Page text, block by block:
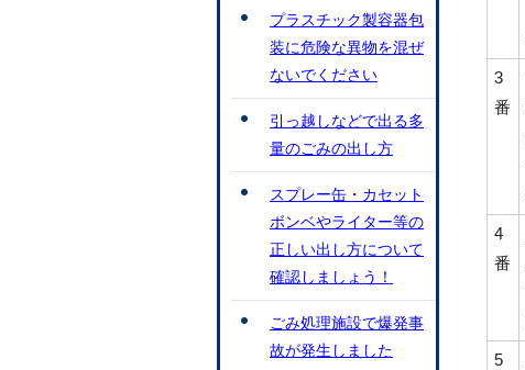
3
番
4
番
5
プラスチック製容器包
装に危険な異物を混ぜ
ないでください
引っ越しなどで出る多
量のごみの出し方
スプレー缶・カセット
ボンベやライター等の
正しい出し方について
確認しましょう！
ごみ処理施設で爆発事
故が発生しました